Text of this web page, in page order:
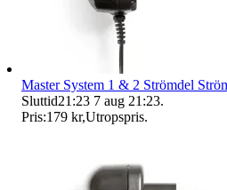
Master System 1 & 2 Strömdel
Sluttid21:23 7 aug 21:23.
Pris:179 kr,Utropspris.